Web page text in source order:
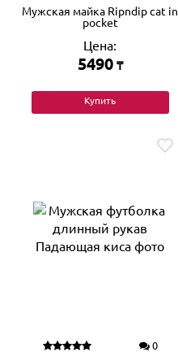
Мужская майка Ripndip cat in
pocket
Цена:
5490 ₸
Купить
0